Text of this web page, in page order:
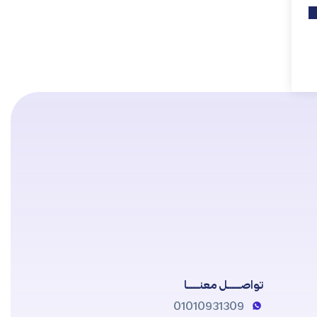
تواصــــــل معنــــــا
01010931309